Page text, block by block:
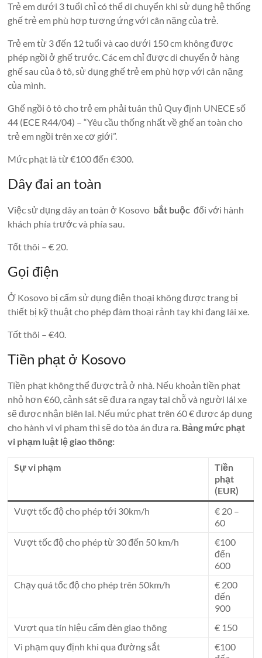
Trẻ em dưới 3 tuổi chỉ có thể di chuyển khi sử dụng hệ thống
ghế trẻ em phù hợp tương ứng với cân nặng của trẻ.
Trẻ em từ 3 đến 12 tuổi và cao dưới 150 cm không được
phép ngồi ở ghế trước. Các em chỉ được di chuyển ở hàng
ghế sau của ô tô, sử dụng ghế trẻ em phù hợp với cân nặng
của mình.
Ghế ngồi ô tô cho trẻ em phải tuân thủ Quy định UNECE số
44 (ECE R44/04) – “Yêu cầu thống nhất về ghế an toàn cho
trẻ em ngồi trên xe cơ giới”.
Mức phạt là từ €100 đến €300.
Dây đai an toàn
Việc sử dụng dây an toàn ở Kosovo bắt buộc đối với hành
khách phía trước và phía sau.
Tốt thôi – € 20.
Gọi điện
Ở Kosovo bị cấm sử dụng điện thoại không được trang bị
thiết bị kỹ thuật cho phép đàm thoại rảnh tay khi đang lái xe.
Tốt thôi – €40.
Tiền phạt ở Kosovo
Tiền phạt không thể được trả ở nhà. Nếu khoản tiền phạt
nhỏ hơn €60, cảnh sát sẽ đưa ra ngay tại chỗ và người lái xe
sẽ được nhận biên lai. Nếu mức phạt trên 60 € được áp dụng
cho hành vi vi phạm thì sẽ do tòa án đưa ra. Bảng mức phạt
vi phạm luật lệ giao thông:
Sự vi phạm
Tiền
phạt
(EUR)
Vượt tốc độ cho phép tới 30km/h
€ 20 –
60
Vượt tốc độ cho phép từ 30 đến 50 km/h
€100
đến
600
Chạy quá tốc độ cho phép trên 50km/h
€ 200
đến
900
Vượt qua tín hiệu cấm đèn giao thông
€ 150
Vi phạm quy định khi qua đường sắt
€100